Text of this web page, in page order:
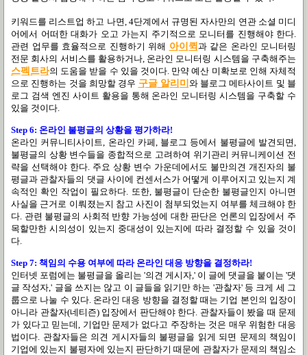
키워드를 리스트업 하고 나면, 4단계에서 규명된 자사만의 연관 소셜 미디
어에서 어떠한 대화가 오고 가는지 주기적으로 모니터를 진행해야 한다.
관련 업무를 효율적으로 진행하기 위해 아이퀵 과 같은 온라인 모니터링
전문 회사의 서비스를 활용하거나, 온라인 모니터링 시스템을 구축해주는
스펙트라의 도움을 받을 수 있을 것이다. 만약 예산 미확보로 인해 자체적
으로 진행하는 것을 희망할 경우 구글 알리미 와 블로그 메타사이트 및 블
로그 검색 엔진 사이트 활용을 통해 온라인 모니터링 시스템을 구축할 수
있을 것이다.
Step 6: 온라인 불평글의 상황을 평가하라!
온라인 커뮤니티사이트, 온라인 카페, 블로그 등에서 불평글에 발견되면,
불평글의 상황 변수들을 종합적으로 고려하여 위기관리 커뮤니케이션 전
략을 선택해야 한다. 주요 상황 변수 가운데에서도 불만의견 개진자의 불
평글과 관찰자들의 댓글 사이에 컨센서스가 어떻게 이루어지고 있는지 계
속적인 확인 작업이 필요하다. 또한, 불평글이 단순한 불평글인지 아니면
사실을 근거로 이뤄졌는지 참고 사진이 첨부되었는지 여부를 체크해야 한
다. 관련 불평글의 사회적 반향 가능성에 대한 판단은 언론의 입장에서 주
목할만한 시의성이 있는지 중대성이 있는지에 따라 결정할 수 있을 것이
다.
Step 7: 책임의 수용 여부에 따라 온라인 대응 방향을 결정하라!
인터넷 포럼에는 불평글을 올리는 '의견 게시자,' 이 글에 댓글을 붙이는 '댓
글 작성자,' 글을 쓰지는 않고 이 글들을 읽기만 하는 '관찰자' 등 크게 세 그
룹으로 나눌 수 있다. 온라인 대응 방향을 결정할 때는 기업 본인의 입장이
아니라 관찰자(네티즌) 입장에서 판단해야 한다. 관찰자들이 봤을 때 문제
가 있다고 믿는데, 기업만 문제가 없다고 주장하는 것은 매우 위험한 대응
법이다. 관찰자들은 의견 게시자들의 불평글을 읽게 되면 문제의 책임이
기업에 있는지 불평자에 있는지 판단하기 때문에 관찰자가 문제의 책임소